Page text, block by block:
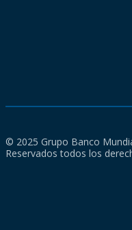
© 2025 Grupo Banco
Reservados todos los